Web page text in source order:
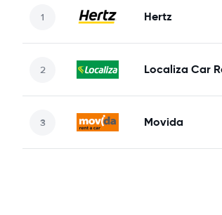
Hertz
Localiza Car
Movida